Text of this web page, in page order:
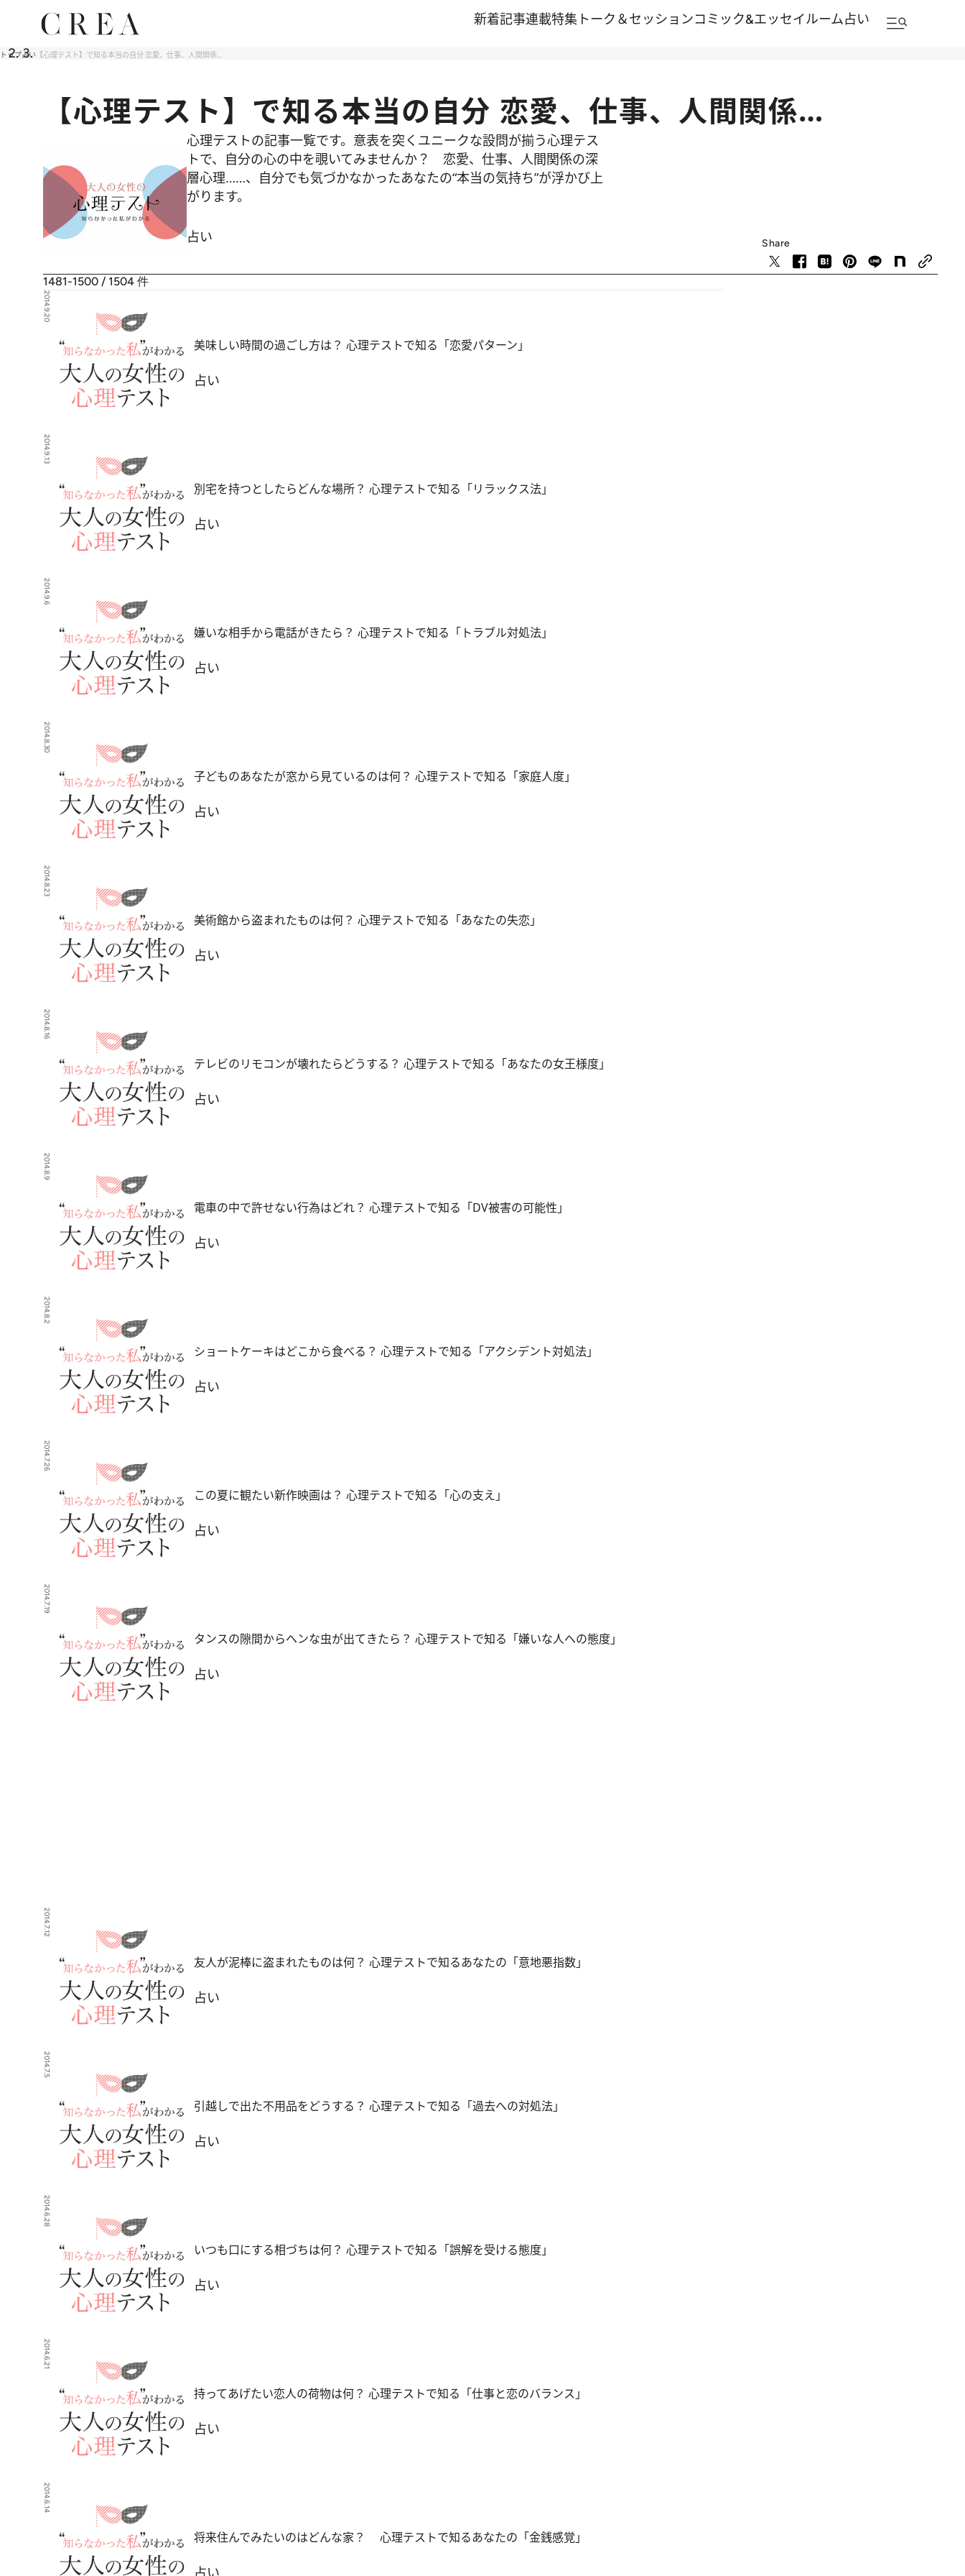
新着記事連載特集 トーク＆セッションコミック&エッセイルーム占い
トップ占い 【心理テスト】で知る本当の自分 恋愛、仕事、人間関係…
【心理テスト】で知る本当の自分 恋愛、仕事、人間関係…
心理テストの記事一覧です。意表を突くユニークな設問が揃う心理テス
トで、自分の心の中を覗いてみませんか？ 恋愛、仕事、人間関係の深
層心理……、自分でも気づかなかったあなたの“本当の気持ち”が浮かび上
がります。
占い Share
1481-1500 / 1504 件
2014.9.20
美味しい時間の過ごし方は？ 心理テストで知る「恋愛パターン」
占い
2014.9.13
別宅を持つとしたらどんな場所？ 心理テストで知る「リラックス法」
占い
2014.9.6
嫌いな相手から電話がきたら？ 心理テストで知る「トラブル対処法」
占い
2014.8.30
子どものあなたが窓から見ているのは何？ 心理テストで知る「家庭人度」
占い
2014.8.23
美術館から盗まれたものは何？ 心理テストで知る「あなたの失恋」
占い
2014.8.16
テレビのリモコンが壊れたらどうする？ 心理テストで知る「あなたの女王様度」
占い
2014.8.9
電車の中で許せない行為はどれ？ 心理テストで知る「DV被害の可能性」
占い
2014.8.2
ショートケーキはどこから食べる？ 心理テストで知る「アクシデント対処法」
占い
2014.7.26
この夏に観たい新作映画は？ 心理テストで知る「心の支え」
占い
2014.7.19
タンスの隙間からヘンな虫が出てきたら？ 心理テストで知る「嫌いな人への態度」
占い
2014.7.12
友人が泥棒に盗まれたものは何？ 心理テストで知るあなたの「意地悪指数」
占い
2014.7.5
引越しで出た不用品をどうする？ 心理テストで知る「過去への対処法」
占い
2014.6.28
いつも口にする相づちは何？ 心理テストで知る「誤解を受ける態度」
占い
2014.6.21
持ってあげたい恋人の荷物は何？ 心理テストで知る「仕事と恋のバランス」
占い
2014.6.14
将来住んでみたいのはどんな家？ 心理テストで知るあなたの「金銭感覚」
占い